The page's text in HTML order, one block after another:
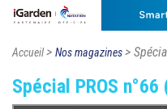
Accueil> Nos magazines>
Spécial PROS